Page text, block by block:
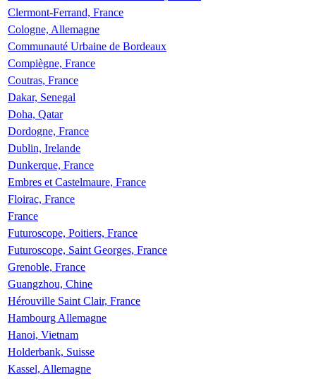
Clermont-Ferrand, France
Cologne, Allemagne
Communauté Urbaine de Bordeaux
Compiègne, France
Coutras, France
Dakar, Senegal
Doha, Qatar
Dordogne, France
Dublin, Irelande
Dunkerque, France
Embres et Castelmaure, France
Floirac, France
France
Futuroscope, Poitiers, France
Futuroscope, Saint Georges, France
Grenoble, France
Guangzhou, Chine
Hérouville Saint Clair, France
Hambourg Allemagne
Hanoi, Vietnam
Holderbank, Suisse
Kassel, Allemagne